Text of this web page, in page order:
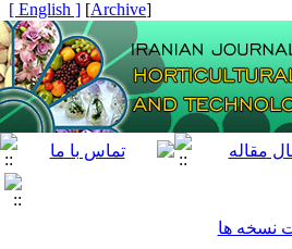
[
Archive
]
[ English ]
نسخه ها